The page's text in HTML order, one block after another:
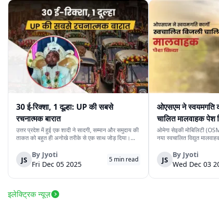
30 ई-रिक्शा, 1 दूल्हा: UP की सबसे
रचनात्मक बारात
उत्तर प्रदेश में हुई एक शादी ने सादगी, सम्मान और समुदाय की
ताकत को बहुत ही अनोखे तरीके से एक साथ जोड़ दिया।
वाहन की व्यवस्था करने के लिये पर्याप्त साधन नहीं थे।
लेकिन दोस्ती की भावना ने उस...
JS
By Jyoti
Fri Dec 05 2025
5 min read
ओएसएम ने स्वयमगति
चालित मालवाहक पेश
ओमेगा सेइकी मोबिलिटी
नया स्वचालित विद्युत
के स्वचालित यात्री संस्करण
लिये प्रस्तुत किया गया दूसरा
JS
By Jyoti
Wed Dec 03
इलेक्ट्रिक न्यूज़